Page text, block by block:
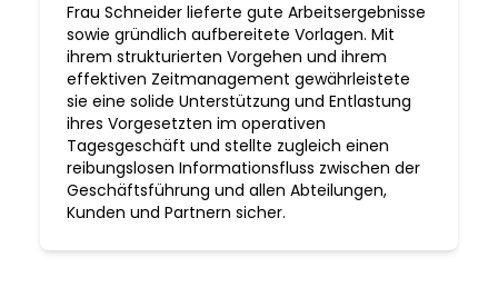
Frau Schneider lieferte gute Arbeitsergebnisse
sowie gründlich aufbereitete Vorlagen. Mit
ihrem strukturierten Vorgehen und ihrem
effektiven Zeitmanagement gewährleistete
sie eine solide Unterstützung und Entlastung
ihres Vorgesetzten im operativen
Tagesgeschäft und stellte zugleich einen
reibungslosen Informationsfluss zwischen der
Geschäftsführung und allen Abteilungen,
Kunden und Partnern sicher.